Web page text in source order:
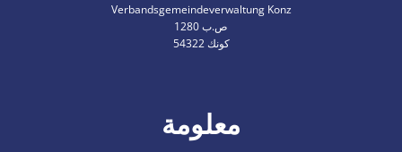
Verbandsgemeindeverwaltung Konz
ص.ب 1280
54322 كونك
معلومة